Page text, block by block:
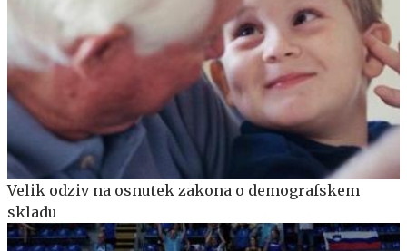
Velik odziv na osnutek zakona o demografskem
skladu